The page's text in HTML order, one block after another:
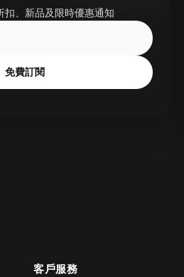
扣、新品及限時優惠通知
免費訂閱
客戶服務